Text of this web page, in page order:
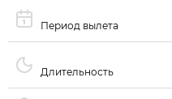
Период вылета
Длительность